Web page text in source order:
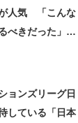
人気 「こんな
べきだった」
ョンズリーグ日
している「日本